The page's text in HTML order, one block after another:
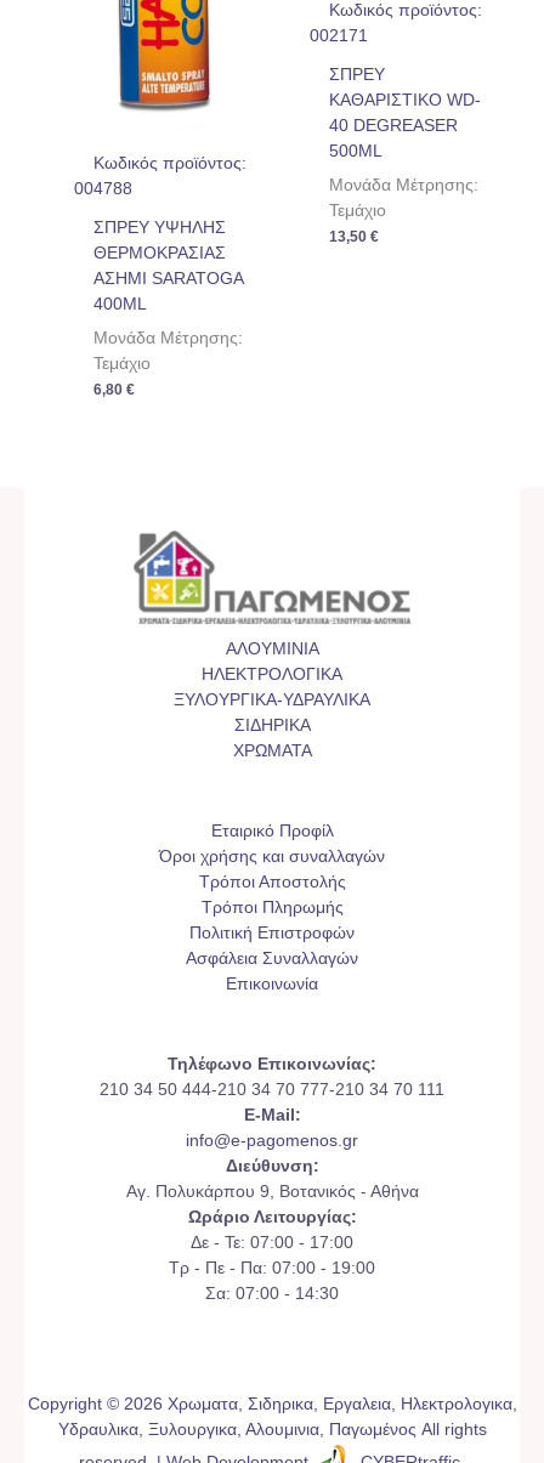
Κωδικός προϊόντος:
004788
ΣΠΡΕΥ ΥΨΗΛΗΣ
ΘΕΡΜΟΚΡΑΣΙΑΣ
ΑΣΗΜΙ SARATOGA
400ML
Μονάδα Μέτρησης:
Τεμάχιο
6,80€
Κωδικός προϊόντος:
002171
ΣΠΡΕΥ
ΚΑΘΑΡΙΣΤΙΚΟ WD-
40 DEGREASER
500ML
Μονάδα Μέτρησης:
Τεμάχιο
13,50 €
ΑΛΟΥΜΙΝΙΑ
ΗΛΕΚΤΡΟΛΟΓΙΚΑ
ΞΥΛΟΥΡΓΙΚΑ-ΥΔΡΑΥΛΙΚΑ
ΣΙΔΗΡΙΚΑ
ΧΡΩΜΑΤΑ
Εταιρικό Προφίλ
Όροι χρήσης και συναλλαγών
Τρόποι Αποστολής
Τρόποι Πληρωμής
Πολιτική Επιστροφών
Ασφάλεια Συναλλαγών
Επικοινωνία
Τηλέφωνο Επικοινωνίας:
210 34 50 444-210 34 70 777-210 34 70 111
E-Mail:
info@e-pagomenos.gr
Διεύθυνση:
Αγ. Πολυκάρπου 9, Βοτανικός - Αθήνα
Ωράριο Λειτουργίας:
Δε - Τε: 07:00 - 17:00
Τρ - Πε - Πα: 07:00 - 19:00
Σα: 07:00 - 14:30
Copyright © 2026 Χρωματα, Σιδηρικα, Εργαλεια, Ηλεκτρολογικα,
Υδραυλικα, Ξυλουργικα, Αλουμινια, Παγωμένος All rights